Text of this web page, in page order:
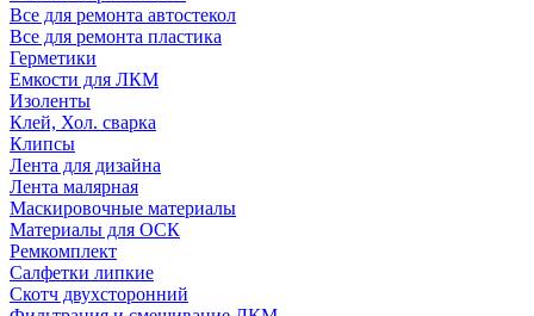
Все для ремонта автостекол
Все для ремонта пластика
Герметики
Емкости для ЛКМ
Изоленты
Клей, Хол. сварка
Клипсы
Лента для дизайна
Лента малярная
Маскировочные материалы
Материалы для ОСК
Ремкомплект
Салфетки липкие
Скотч двухсторонний